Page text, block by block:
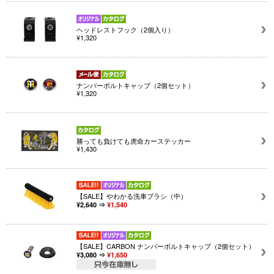
ヘッドレストフック（2個入り）
¥1,320
ナンバーボルトキャップ（2個セット）
¥1,320
勝っても負けても虎命カーステッカー
¥1,430
【SALE】やわかる洗車ブラシ（中）
¥2,640 ⇒ ¥1,540
【SALE】CARBON ナンバーボルトキャップ（2個セット）
¥3,080 ⇒ ¥1,650